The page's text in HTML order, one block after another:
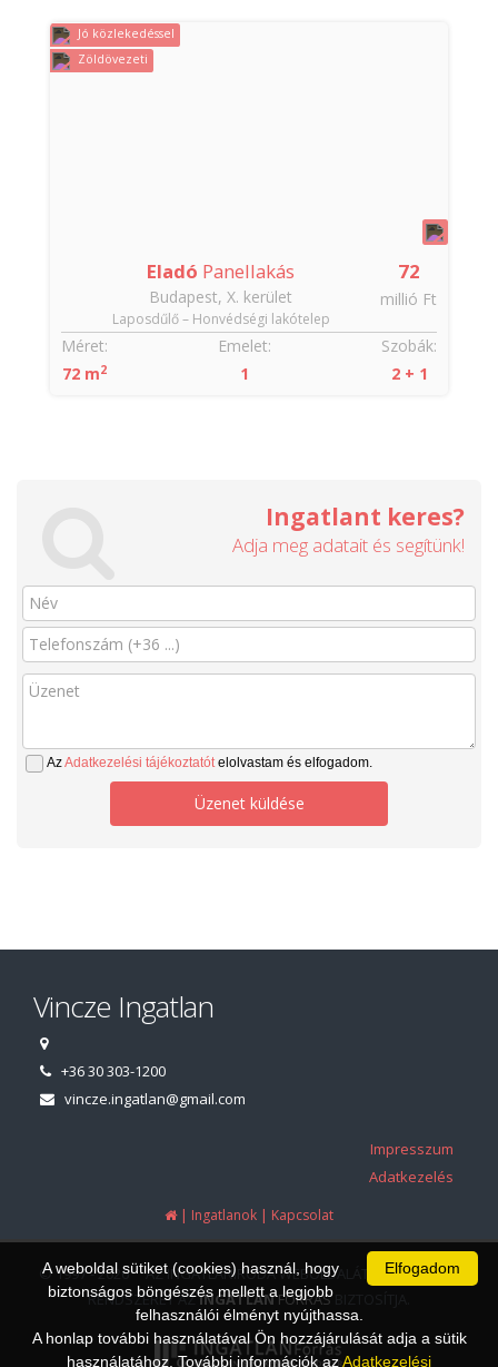
Jó közlekedéssel
Zöldövezeti
72
millió Ft
Eladó Panellakás
Budapest, X. kerület
Laposdűlő – Honvédségi lakótelep
Szobák:
2 + 1
Méret:
72 m2
Emelet:
1
Ingatlant keres?
Adja meg adatait és segítünk!
AzAdatkezelési tájékoztatótelolvastam és elfogadom.
Üzenet küldése
Vincze Ingatlan
+36 30 303-1200
vincze.ingatlan@gmail.com
Impresszum
Adatkezelés
| Ingatlanok | Kapcsolat
© 1997 - 2026 AZ INGATLANIRODA WEBOLDALÁT ÉS ÜGYVITELI
RENDSZERÉT AZINGATLANFORRÁSBIZTOSÍTJA.
Elfogadom
A weboldal sütiket (cookies) használ, hogy
biztonságos böngészés mellett a legjobb
felhasználói élményt nyújthassa.
A honlap további használatával Ön hozzájárulását adja a sütik
használatához. További információk azAdatkezelési